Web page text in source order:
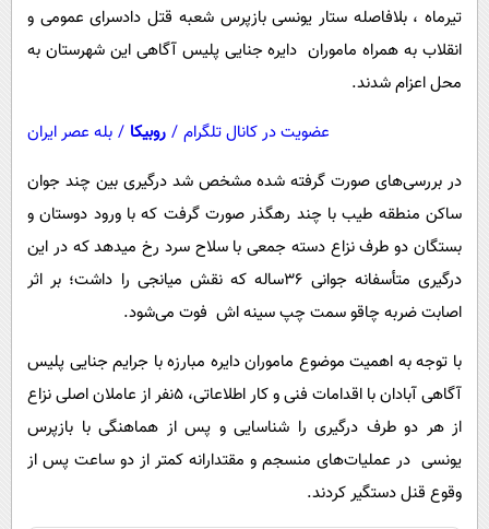
حوادث
محیط زیست
فرهنگی
بین الملل
اجتماعی
حیات وحش
دانلود
تیرماه ، بلافاصله ستار یونسی بازپرس شعبه قتل دادسرای عمومی و
انقلاب به همراه ماموران دایره جنایی پلیس آگاهی این شهرستان به
محل اعزام شدند.
عضویت در کانال تلگرام / روبیکا / بله عصر ایران
در بررسی‌های صورت گرفته شده مشخص شد درگیری بین چند جوان
ساکن منطقه طیب با چند رهگذر صورت گرفت که با ورود دوستان و
بستگان دو طرف نزاع دسته جمعی با سلاح سرد رخ میدهد که در این
درگیری متأسفانه جوانی 36ساله که نقش میانجی را داشت؛ بر اثر
اصابت ضربه چاقو سمت چپ سینه اش فوت می‌شود.
با توجه به اهمیت موضوع ماموران دایره مبارزه با جرایم جنایی پلیس
آگاهی آبادان با اقدامات فنی و کار اطلاعاتی، 5نفر از عاملان اصلی نزاع
از هر دو طرف درگیری را شناسایی و پس از هماهنگی با بازپرس
یونسی در عملیات‌های منسجم و مقتدارانه کمتر از دو ساعت پس از
وقوع قنل دستگیر کردند.